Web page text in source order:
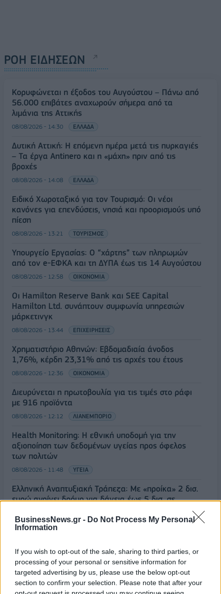
BusinessNews.gr - Do Not Process My Personal
Information
If you wish to opt-out of the sale, sharing to third parties, or
processing of your personal or sensitive information for
targeted advertising by us, please use the below opt-out
section to confirm your selection. Please note that after your
ΡΟΗ ΕΙΔΗΣΕΩΝ
Κορυφώνεται η έξοδος του Αυγούστου – Πάνω από
56.000 επιβάτες αναχωρούν σήμερα από τα
λιμάνια της Αττικής
08/08/2026 - 14:30 ΕΛΛΑΔΑ
Δυτική Αττική: Η επόμενη ημέρα μετά τις πυρκαγιές
– Τα έργα Antinero και η «μάχη» πριν από τις
βροχές
08/08/2026 - 14:08 ΕΛΛΑΔΑ
Ειδικό Χωροταξικό για τον Τουρισμό: Οι νέοι
κανόνες για επενδύσεις, νησιά και προορισμούς υπό
πίεση
08/08/2026 - 13:21 ΤΟΥΡΙΣΜΟΣ
Υπουργείο Εργασίας: Ο “χάρτης” των πληρωμών
από τον e-ΕΦΚΑ και τη ΔΥΠΑ έως τις 14 Αυγούστου
08/08/2026 - 12:58 ΟΙΚΟΝΟΜΙΑ
Οι Hamilton Reserve Bank και SEE Capital
Hamilton Ltd. συνάπτουν συμφωνία υπηρεσιών
μάρκετινγκ
08/08/2026 - 13:44 ΕΠΙΧΕΙΡΗΣΕΙΣ
Χρηματιστήριο Αθηνών: Εβδομαδιαία άνοδος
1,76%, κέρδη 23,31% από τις αρχές του έτους
08/08/2026 - 12:36 ΟΙΚΟΝΟΜΙΑ
Διευρύνεται η πρωτοβουλία για τις τιμές στο ράφι
με 916 προϊόντα
08/08/2026 - 12:12 ΛΙΑΝΕΜΠΟΡΙΟ
Health Monitoring: Η εθνική υποδομή για την
αξιοποίηση των δεδομένων υγείας προς όφελος
των πολιτών
08/08/2026 - 11:48 ΥΓΕΙΑ
Ελληνική Αναπτυξιακή Τράπεζα: Με «προίκα» 2 δισ.
ευρώ ανοίγει δρόμο για δάνεια έως 5 δισ. σε
08/08/2026 - 11:22 ΤΡΑΠΕΖΕΣ
Ελλάδα στη μεγάλη τεχνολογική μετάβαση
08/08/2026 - 10:54 ΤΕΧΝΟΛΟΓΙΑ
ΟΛΕΣ ΟΙ ΕΙΔΗΣΕΙΣ